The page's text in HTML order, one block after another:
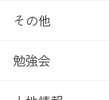
その他
勉強会